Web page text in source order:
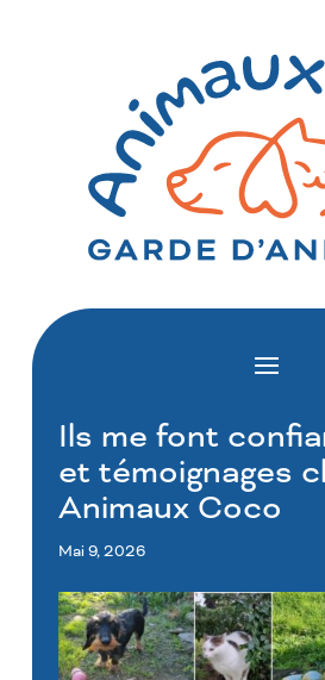
Ils me font
et témoignages
Animaux Coco
Mai 9, 2026